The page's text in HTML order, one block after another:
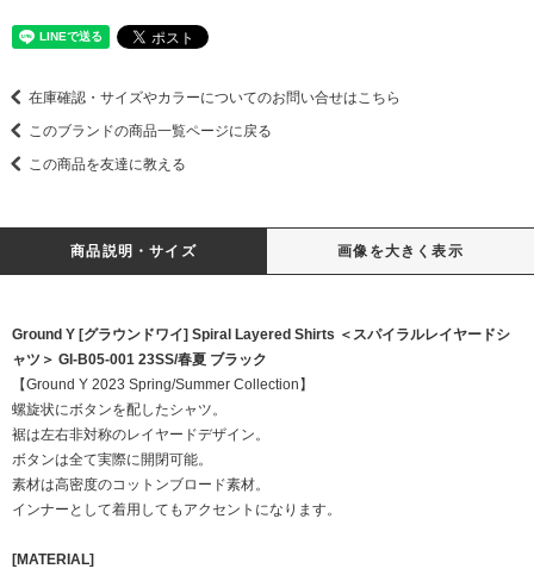
在庫確認・サイズやカラーについてのお問い合せはこちら
このブランドの商品一覧ページに戻る
この商品を友達に教える
商品説明・サイズ 画像を大きく表示
Ground Y [グラウンドワイ] Spiral Layered Shirts ＜スパイラルレイヤードシ
ャツ＞ GI-B05-001 23SS/春夏 ブラック
【Ground Y 2023 Spring/Summer Collection】
螺旋状にボタンを配したシャツ。
裾は左右非対称のレイヤードデザイン。
ボタンは全て実際に開閉可能。
素材は高密度のコットンブロード素材。
インナーとして着用してもアクセントになります。
[MATERIAL]